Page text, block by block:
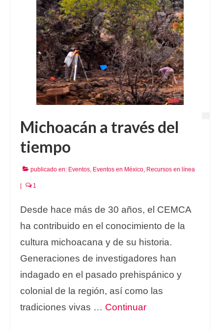
Michoacán a través del
tiempo
publicado en: Eventos, Eventos en México, Recursos en línea
1
Desde hace más de 30 años, el CEMCA
ha contribuido en el conocimiento de la
cultura michoacana y de su historia.
Generaciones de investigadores han
indagado en el pasado prehispánico y
colonial de la región, así como las
tradiciones vivas … Continuar